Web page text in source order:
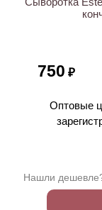
750 ₽
Оптовые
Нашли